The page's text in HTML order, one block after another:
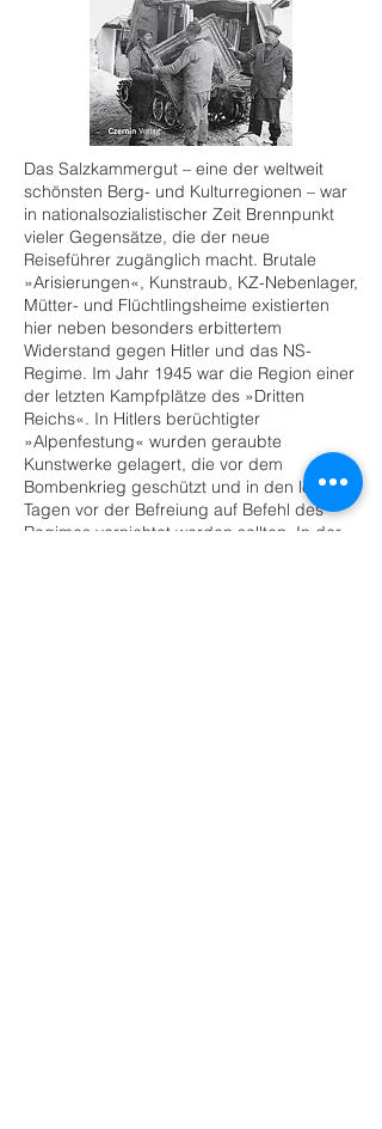
Das Salzkammergut – eine der weltweit
schönsten Berg- und Kulturregionen – war
in nationalsozialistischer Zeit Brennpunkt
vieler Gegensätze, die der neue
Reiseführer zugänglich macht. Brutale
»Arisierungen«, Kunstraub, KZ-Nebenlager,
Mütter- und Flüchtlingsheime existierten
hier neben besonders erbittertem
Widerstand gegen Hitler und das NS-
Regime. Im Jahr 1945 war die Region einer
der letzten Kampfplätze des »Dritten
Reichs«. In Hitlers berüchtigter
»Alpenfestung« wurden geraubte
Kunstwerke gelagert, die vor dem
Bombenkrieg geschützt und in den letzten
Tagen vor der Befreiung auf Befehl des
Regimes vernichtet werden sollten. In der